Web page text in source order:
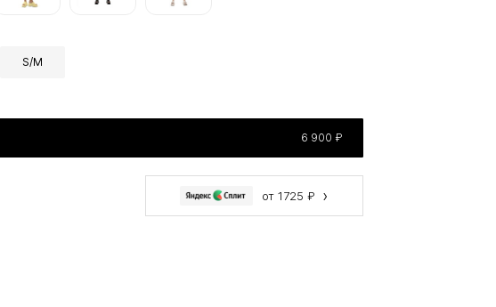
S/M
6 900 ₽
от 1725 ₽ ›